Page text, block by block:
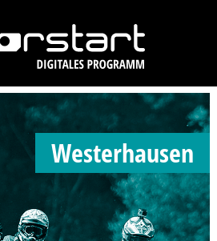
Westerhausen